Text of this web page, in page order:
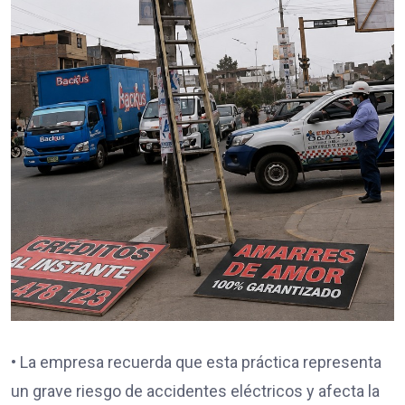
• La empresa recuerda que esta práctica representa
un grave riesgo de accidentes eléctricos y afecta la